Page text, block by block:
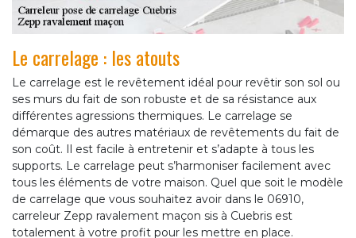
Le carrelage : les atouts
Le carrelage est le revêtement idéal pour revêtir son sol ou
ses murs du fait de son robuste et de sa résistance aux
différentes agressions thermiques. Le carrelage se
démarque des autres matériaux de revêtements du fait de
son coût. Il est facile à entretenir et s’adapte à tous les
supports. Le carrelage peut s’harmoniser facilement avec
tous les éléments de votre maison. Quel que soit le modèle
de carrelage que vous souhaitez avoir dans le 06910,
carreleur Zepp ravalement maçon sis à Cuebris est
totalement à votre profit pour les mettre en place.